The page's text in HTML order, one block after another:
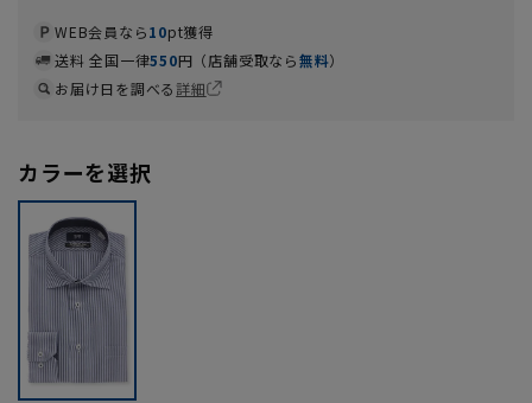
WEB会員なら10pt獲得
送料 全国一律550円（店舗受取なら無料）
お届け日を調べる詳細
カラーを選択